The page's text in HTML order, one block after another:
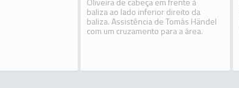
baliza ao lado inferior direito da
baliza. Assistência de Tomás Händel
com um cruzamento para a área.